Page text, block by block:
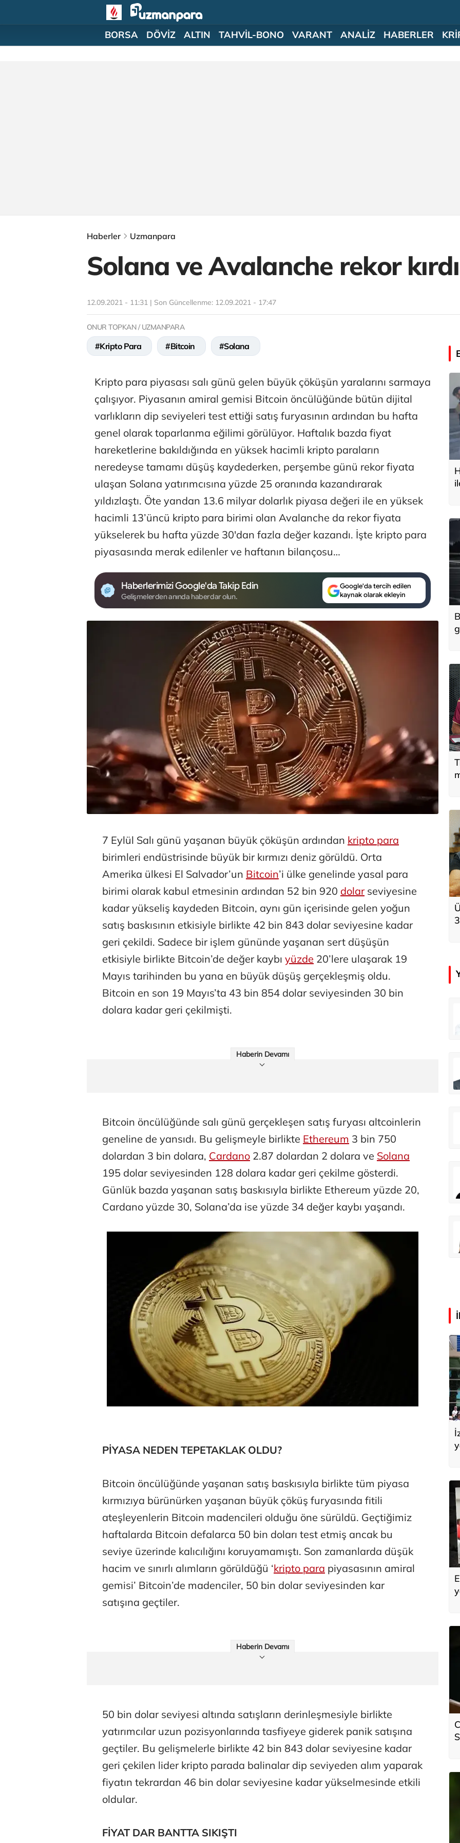
BORSA DÖVİZ ALTIN TAHVİL-BONO VARANT ANALİZ HABERLER
Haberler Uzmanpara
Solana ve Avalanche rekor kırdı
12.09.2021 - 11:31 | Son Güncellenme: 12.09.2021 - 17:47
ONUR TOPKAN / UZMANPARA
#Kripto Para #Bitcoin #Solana
Kripto para piyasası salı günü gelen büyük çöküşün yaralarını sarmaya
çalışıyor. Piyasanın amiral gemisi Bitcoin öncülüğünde bütün dijital
varlıkların dip seviyeleri test ettiği satış furyasının ardından bu hafta
genel olarak toparlanma eğilimi görülüyor. Haftalık bazda fiyat
hareketlerine bakıldığında en yüksek hacimli kripto paraların
neredeyse tamamı düşüş kaydederken, perşembe günü rekor fiyata
ulaşan Solana yatırımcısına yüzde 25 oranında kazandırarak
yıldızlaştı. Öte yandan 13.6 milyar dolarlık piyasa değeri ile en yüksek
hacimli 13’üncü kripto para birimi olan Avalanche da rekor fiyata
yükselerek bu hafta yüzde 30'dan fazla değer kazandı. İşte kripto para
piyasasında merak edilenler ve haftanın bilançosu…
Haberlerimizi Google'da Takip Edin
Gelişmelerden anında haberdar olun.
Google'da tercih edilen
kaynak olarak ekleyin
7 Eylül Salı günü yaşanan büyük çöküşün ardından kripto para
birimleri endüstrisinde büyük bir kırmızı deniz görüldü. Orta
Amerika ülkesi El Salvador’un Bitcoin’i ülke genelinde yasal para
birimi olarak kabul etmesinin ardından 52 bin 920 dolarseviyesine
kadar yükseliş kaydeden Bitcoin, aynı gün içerisinde gelen yoğun
satış baskısının etkisiyle birlikte 42 bin 843 dolar seviyesine kadar
geri çekildi. Sadece bir işlem gününde yaşanan sert düşüşün
etkisiyle birlikte Bitcoin’de değer kaybı yüzde 20’lere ulaşarak 19
Mayıs tarihinden bu yana en büyük düşüş gerçekleşmiş oldu.
Bitcoin en son 19 Mayıs’ta 43 bin 854 dolar seviyesinden 30 bin
dolara kadar geri çekilmişti.
Haberin Devamı
Bitcoin öncülüğünde salı günü gerçekleşen satış furyası altcoinlerin
geneline de yansıdı. Bu gelişmeyle birlikte Ethereum 3 bin 750
dolardan 3 bin dolara, Cardano 2.87 dolardan 2 dolara ve Solana
195 dolar seviyesinden 128 dolara kadar geri çekilme gösterdi.
Günlük bazda yaşanan satış baskısıyla birlikte Ethereum yüzde 20,
Cardano yüzde 30, Solana’da ise yüzde 34 değer kaybı yaşandı.
PİYASA NEDEN TEPETAKLAK OLDU?
Bitcoin öncülüğünde yaşanan satış baskısıyla birlikte tüm piyasa
kırmızıya bürünürken yaşanan büyük çöküş furyasında fitili
ateşleyenlerin Bitcoin madencileri olduğu öne sürüldü. Geçtiğimiz
haftalarda Bitcoin defalarca 50 bin doları test etmiş ancak bu
seviye üzerinde kalıcılığını koruyamamıştı. Son zamanlarda düşük
hacim ve sınırlı alımların görüldüğü ‘kripto para piyasasının amiral
gemisi’ Bitcoin’de madenciler, 50 bin dolar seviyesinden kar
satışına geçtiler.
Haberin Devamı
50 bin dolar seviyesi altında satışların derinleşmesiyle birlikte
yatırımcılar uzun pozisyonlarında tasfiyeye giderek panik satışına
geçtiler. Bu gelişmelerle birlikte 42 bin 843 dolar seviyesine kadar
geri çekilen lider kripto parada balinalar dip seviyeden alım yaparak
fiyatın tekrardan 46 bin dolar seviyesine kadar yükselmesinde etkili
oldular.
FİYAT DAR BANTTA SIKIŞTI
Osman Gençer
Prof. Dr. Mahmut Özer
Ali Eyüboğlu
Aşk yok, ama suç itirafı var!
Eren Aka